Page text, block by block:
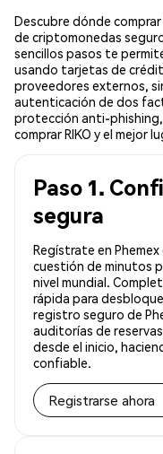
Descubre dónde comprar
de criptomonedas
sencillos pasos te
usando tarjetas de
proveedores externos,
autenticación de dos
protección anti-phishing,
comprar RIKO y el mejor
Paso 1.
segura
Regístrate en
cuestión de minutos
nivel mundial.
rápida para
registro seguro de
auditorías de
desde el inicio,
confiable.
Registrarse ahora